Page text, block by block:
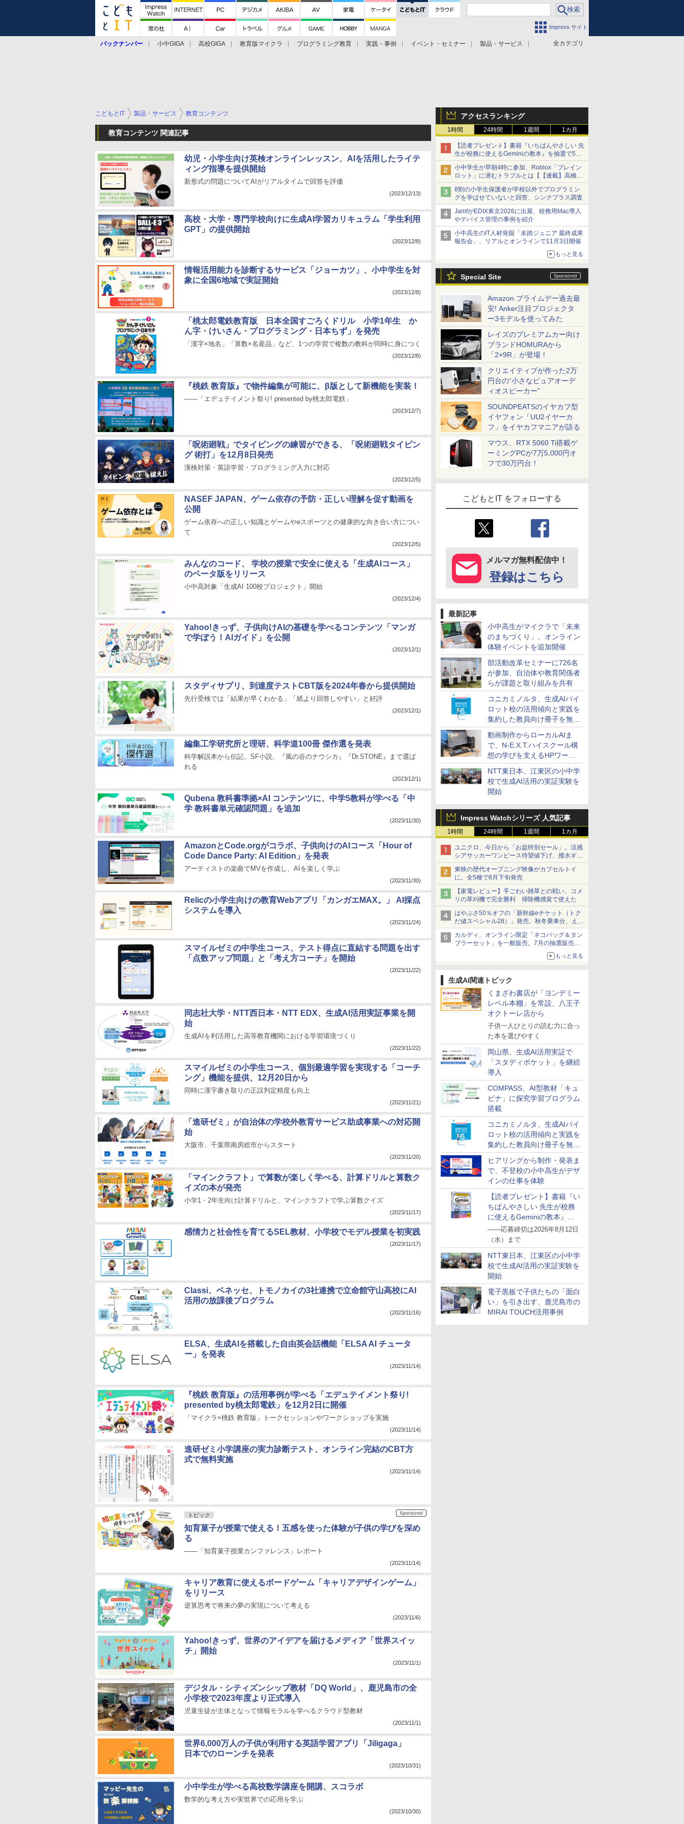
Impress サイト
全カテゴリ
バックナンバー 小中GIGA 高校GIGA 教育版マイクラ プログラミング教育 実践・事例 イベント・セミナー 製品・サービス
アクセスランキング
1時間 24時間 1週間 1カ月
【読者プレゼント】書籍『いちばんやさしい 先
生が校務に使えるGeminiの教本』を抽選で5名
様にプレゼント ――応募締切は2026年8月12
日（水）まで
小中学生が早朝4時に参加、Roblox「ブレイン
ロット」に潜むトラブルとは【【連載】高橋暁
子の「親と先生の気になるネット」】
8割の小学生保護者が学校以外でプログラミン
グを学ばせていないと回答、シンクプラス調査
JamfがEDIX東京2026に出展、校務用Mac導入
やデバイス管理の事例を紹介
小中高生のIT人材発掘「未踏ジュニア 最終成果
報告会」、リアルとオンラインで11月3日開催
もっと見る
Special Site
Amazon プライムデー過去最
安! Anker注目プロジェクタ
ー3モデルを使ってみた
レイズのプレミアムカー向け
ブランドHOMURAから
「2×9R」が登場！
クリエイティブが作った2万
円台の“小さなピュアオーデ
ィオスピーカー”
SOUNDPEATSのイヤカフ型
イヤフォン「UU2イヤーカ
フ」をイヤカフマニアが語る
マウス、RTX 5060 Ti搭載ゲ
ーミングPCが7万5,000円オ
フで30万円台！
こどもとIT をフォローする
メルマガ無料配信中！
登録はこちら
最新記事
小中高生がマイクラで「未来
のまちづくり」、オンライン
体験イベントを追加開催
部活動改革セミナーに726名
が参加、自治体や教育関係者
らが課題と取り組みを共有
コニカミノルタ、生成AIパイ
ロット校の活用傾向と実践を
集約した教員向け冊子を無料
公開
動画制作からローカルAIま
で、N-E.X.T.ハイスクール構
想の学びを支えるHPワーク
ステーション
NTT東日本、江東区の小中学
校で生成AI活用の実証実験を
開始
Impress Watchシリーズ 人気記事
1時間 24時間 1週間 1カ月
ユニクロ、今日から「お盆特別セール」。涼感
シアサッカーワンピース待望値下げ、撥水ギア
ショーツは1990円に
東映の歴代オープニング映像がカプセルトイ
に。全5種で8月下旬発売
【家電レビュー】手ごわい雑草との戦い、コメ
リの草刈機で完全勝利 掃除機感覚で使えた
はやぶさ50％オフの「新幹線eチケット（トク
だ値スペシャル28）」発売。秋冬乗車分、えき
ねっと限定
カルディ、オンライン限定「ネコバッグ＆タン
ブラーセット」を一般販売。7月の抽選販売の
もっと見る
生成AI関連トピック
くまざわ書店が「ヨンデミー
レベル本棚」を常設、八王子
オクトーレ店から
子供一人ひとりの読む力に合っ
た本を選びやすく
岡山県、生成AI活用実証で
「スタディポケット」を継続
導入
COMPASS、AI型教材「キュ
ビナ」に探究学習プログラム
搭載
コニカミノルタ、生成AIパイ
ロット校の活用傾向と実践を
集約した教員向け冊子を無料
公開
ヒアリングから制作・発表ま
で、不登校の小中高生がデザ
インの仕事を体験
【読者プレゼント】書籍『い
ちばんやさしい 先生が校務
に使えるGeminiの教本』を
抽選で5名様にプレゼント
――応募締切は2026年8月12日
（水）まで
NTT東日本、江東区の小中学
校で生成AI活用の実証実験を
開始
電子黒板で子供たちの「面白
い」を引き出す、鹿児島市の
MIRAI TOUCH活用事例
こどもとIT 製品・サービス 教育コンテンツ
教育コンテンツ 関連記事
幼児・小学生向け英検オンラインレッスン、AIを活用したライテ
ィング指導を提供開始
新形式の問題についてAIがリアルタイムで回答を評価
(2023/12/13)
高校・大学・専門学校向けに生成AI学習カリキュラム「学生利用
GPT」の提供開始
(2023/12/8)
情報活用能力を診断するサービス「ジョーカツ」、小中学生を対
象に全国6地域で実証開始
(2023/12/8)
「桃太郎電鉄教育版 日本全国すごろくドリル 小学1年生 か
ん字・けいさん・プログラミング・日本ちず」を発売
「漢字×地名」「算数×名産品」など、1つの学習で複数の教科が同時に身につく
(2023/12/8)
『桃鉄 教育版』で物件編集が可能に、β版として新機能を実装！
――「エデュテイメント祭り! presented by桃太郎電鉄」
(2023/12/7)
「呪術廻戦」でタイピングの練習ができる、「呪術廻戦タイピン
グ 術打」を12月8日発売
漢検対策・英語学習・プログラミング入力に対応
(2023/12/5)
NASEF JAPAN、ゲーム依存の予防・正しい理解を促す動画を
公開
ゲーム依存への正しい知識とゲームやeスポーツとの健康的な向き合い方につい
て
(2023/12/5)
みんなのコード、 学校の授業で安全に使える「生成AIコース」
のベータ版をリリース
小中高対象「生成AI 100校プロジェクト」開始
(2023/12/4)
Yahoo!きっず、子供向けAIの基礎を学べるコンテンツ「マンガ
で学ぼう！AIガイド」を公開
(2023/12/1)
スタディサプリ、到達度テストCBT版を2024年春から提供開始
先行受検では「結果が早くわかる」「紙より回答しやすい」と好評
(2023/12/1)
編集工学研究所と理研、科学道100冊 傑作選を発表
科学解説本から伝記、SF小説、『風の谷のナウシカ』『Dr.STONE』まで選ば
れる
(2023/12/1)
Qubena 教科書準拠×AI コンテンツに、中学5教科が学べる「中
学 教科書単元確認問題」を追加
(2023/11/30)
AmazonとCode.orgがコラボ、子供向けのAIコース「Hour of
Code Dance Party: AI Edition」を発表
アーティストの楽曲でMVを作成し、AIを楽しく学ぶ
(2023/11/30)
Relicの小学生向けの教育Webアプリ「カンガエMAX。」 AI採点
システムを導入
(2023/11/24)
スマイルゼミの中学生コース、テスト得点に直結する問題を出す
「点数アップ問題」と「考え方コーチ」を開始
(2023/11/22)
同志社大学・NTT西日本・NTT EDX、生成AI活用実証事業を開
始
生成AIを利活用した高等教育機関における学習環境づくり
(2023/11/22)
スマイルゼミの小学生コース、個別最適学習を実現する「コーチ
ング」機能を提供、12月20日から
同時に漢字書き取りの正誤判定精度も向上
(2023/11/21)
「進研ゼミ」が自治体の学校外教育サービス助成事業への対応開
始
大阪市、千葉県南房総市からスタート
(2023/11/20)
「マインクラフト」で算数が楽しく学べる、計算ドリルと算数ク
イズの本が発売
小学1・2年生向け計算ドリルと、マインクラフトで学ぶ算数クイズ
(2023/11/17)
感情力と社会性を育てるSEL教材、小学校でモデル授業を初実践
(2023/11/17)
Classi、ベネッセ、トモノカイの3社連携で立命館守山高校にAI
活用の放課後プログラム
(2023/11/16)
ELSA、生成AIを搭載した自由英会話機能「ELSA AI チュータ
ー」を発表
(2023/11/14)
『桃鉄 教育版』の活用事例が学べる「エデュテイメント祭り!
presented by桃太郎電鉄」を12月2日に開催
「マイクラ×桃鉄 教育版」トークセッションやワークショップを実施
(2023/11/14)
進研ゼミ小学講座の実力診断テスト、オンライン完結のCBT方
式で無料実施
(2023/11/14)
トピック
知育菓子が授業で使える！五感を使った体験が子供の学びを深め
る
――「知育菓子授業カンファレンス」レポート
(2023/11/14)
キャリア教育に使えるボードゲーム「キャリアデザインゲーム」
をリリース
逆算思考で将来の夢の実現について考える
(2023/11/6)
Yahoo!きっず、世界のアイデアを届けるメディア「世界スイッ
チ」開始
(2023/11/1)
デジタル・シティズンシップ教材「DQ World」、鹿児島市の全
小学校で2023年度より正式導入
児童生徒が主体となって情報モラルを学べるクラウド型教材
(2023/11/1)
世界6,000万人の子供が利用する英語学習アプリ「Jiligaga」
日本でのローンチを発表
(2023/10/31)
小中学生が学べる高校数学講座を開講、スコラボ
数学的な考え方や実世界での応用を学ぶ
(2023/10/30)